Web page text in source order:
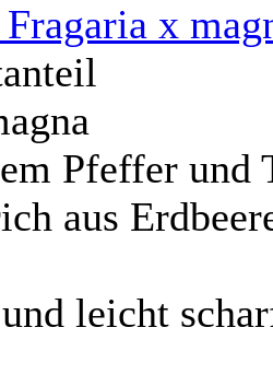
Pfeffer und
aus
leicht